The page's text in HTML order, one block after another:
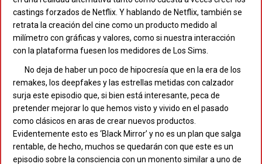
castings forzados de Netflix. Y hablando de Netflix, también se
retrata la creación del cine como un producto medido al
milímetro con gráficas y valores, como si nuestra interacción
con la plataforma fuesen los medidores de Los Sims.
No deja de haber un poco de hipocresía que en la era de los
remakes, los deepfakes y las estrellas metidas con calzador
surja este episodio que, si bien está interesante, peca de
pretender mejorar lo que hemos visto y vivido en el pasado
como clásicos en aras de crear nuevos productos.
Evidentemente esto es ‘Black Mirror’ y no es un plan que salga
rentable, de hecho, muchos se quedarán con que este es un
episodio sobre la consciencia con un monento similar a uno de